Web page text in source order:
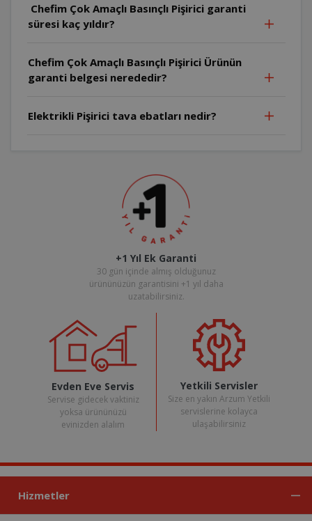
Chefim Çok Amaçlı Basınçlı Pişirici garanti
süresi kaç yıldır?
Chefim Çok Amaçlı Basınçlı Pişirici Ürünün
garanti belgesi nerededir?
Elektrikli Pişirici tava ebatları nedir?
+1 Yıl Ek Garanti
30 gün içinde almış olduğunuz
ürününüzün garantisini +1 yıl daha
uzatabilirsiniz.
Evden Eve Servis
Servise gidecek vaktiniz
yoksa ürününüzü
evinizden alalım
Yetkili Servisler
Size en yakın Arzum Yetkili
servislerine kolayca
ulaşabilirsiniz
Hizmetler